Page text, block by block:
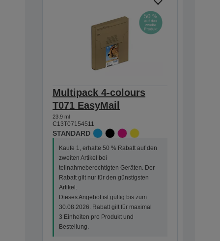
Multipack 4-colours
T071 EasyMail
23.9 ml
C13T07154511
STANDARD
Kaufe 1, erhalte 50 % Rabatt auf den
zweiten Artikel bei
teilnahmeberechtigten Geräten. Der
Rabatt gilt nur für den günstigsten
Artikel.
Dieses Angebot ist gültig bis zum
30.08.2026. Rabatt gilt für maximal
3 Einheiten pro Produkt und
Bestellung.